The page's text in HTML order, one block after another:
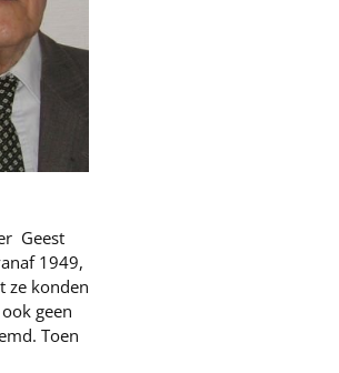
Geest
1949,
ze konden
geen
Toen